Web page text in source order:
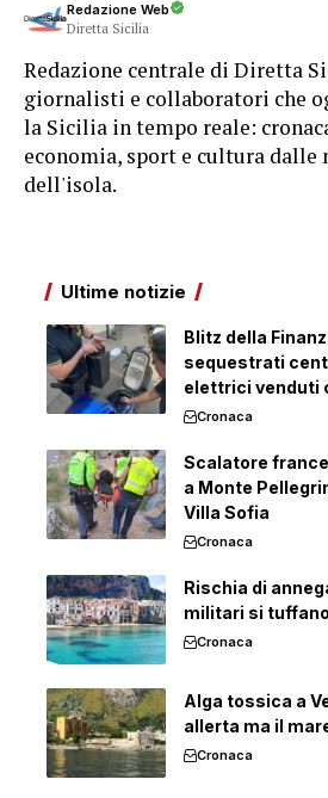
Redazione Web
Diretta Sicilia
Redazione centrale di Diretta
giornalisti e collaboratori che
la Sicilia in tempo reale:
economia, sport e cultura dalle
dell'isola.
Ultime notizie
Blitz della
sequestrati
elettrici venduti
Cronaca
Scalatore
a Monte
Villa Sofia
Cronaca
Rischia di
militari si
Cronaca
Alga tossica a
allerta ma il
Cronaca